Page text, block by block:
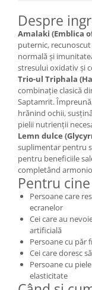
Despre
Amalaki (Emblica
puternic,
normală și
stresului oxidativ și
Trio-ul Triphala
combinație clasică
Saptamrit.
hrănind ochii,
pielii nutrienții
Lemn dulce
suplimentar pentru
pentru beneficiile
completând
Pentru
Persoane care
ecranelor
Cei care au
artificială
Persoane cu păr
Cei care doresc
Persoane cu
elasticitate